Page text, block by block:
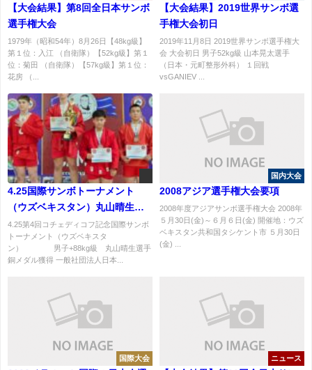
【大会結果】第8回全日本サンボ
選手権大会
1979年（昭和54年）8月26日【48kg級】
第１位：入江 （自衛隊）【52kg級】第１
位：菊田 （自衛隊）【57kg級】第１位：
花房 （...
【大会結果】2019世界サンボ選
手権大会初日
2019年11月8日 2019世界サンボ選手権大
会 大会初日 男子52kg級 山本晃太選手
（日本・元町整形外科） １回戦
vsGANIEV ...
4.25国際サンボトーナメント
（ウズベキスタン）丸山晴生選
手銅メダル
4.25第4回コチェディコフ記念国際サンボ
トーナメント（ウズベキスタ
ン） 男子+88kg級 丸山晴生選手
銅メダル獲得 一般社団法人日本...
国内大会
2008アジア選手権大会要項
2008年度アジアサンボ選手権大会 2008年
５月30日(金)～６月６日(金) 開催地：ウズ
ベキスタン共和国タシケント市 ５月30日
(金) ...
国際大会 ニュース